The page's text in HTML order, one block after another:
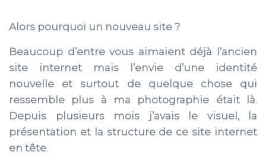
Alors pourquoi un nouveau site ?
Beaucoup d’entre vous aimaient déjà l’ancien
site internet mais l’envie d’une identité
nouvelle et surtout de quelque chose qui
ressemble plus à ma photographie était là.
Depuis plusieurs mois j’avais le visuel, la
présentation et la structure de ce site internet
en tête.